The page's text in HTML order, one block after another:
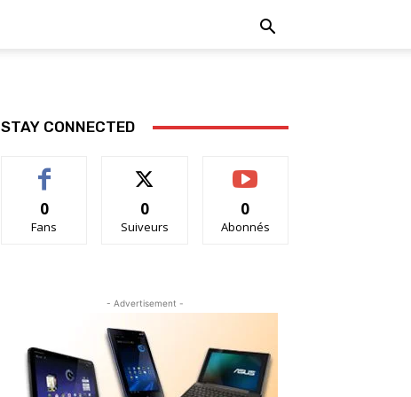
STAY CONNECTED
0
Fans
0
Suiveurs
0
Abonnés
- Advertisement -